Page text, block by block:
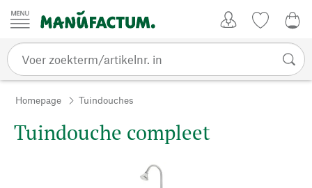
Passer au contenu
Homepage Tuindouches
Tuindouche compleet